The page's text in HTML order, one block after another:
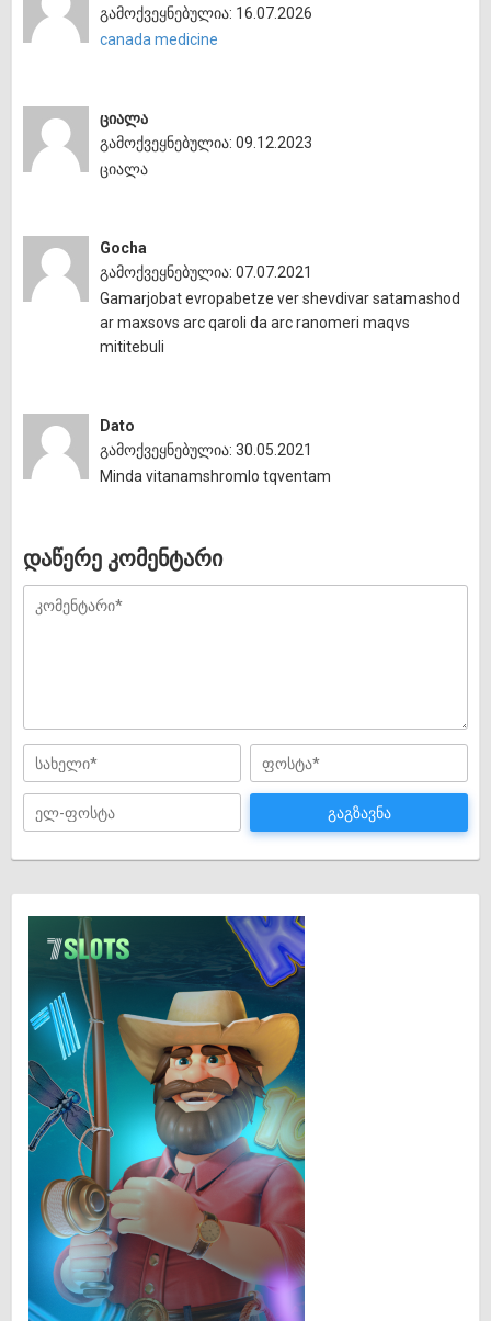
გამოქვეყნებულია: 16.07.2026
canada medicine
ციალა
გამოქვეყნებულია: 09.12.2023
ციალა
Gocha
გამოქვეყნებულია: 07.07.2021
Gamarjobat evropabetze ver shevdivar satamashod
ar maxsovs arc qaroli da arc ranomeri maqvs
mititebuli
Dato
გამოქვეყნებულია: 30.05.2021
Minda vitanamshromlo tqventam
დაწერე კომენტარი
გაგზავნა